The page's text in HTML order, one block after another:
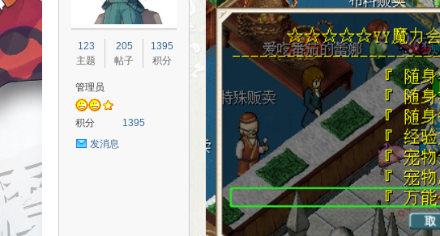
123
主题
205
帖子
1395
积分
管理员
积分
1395
发消息